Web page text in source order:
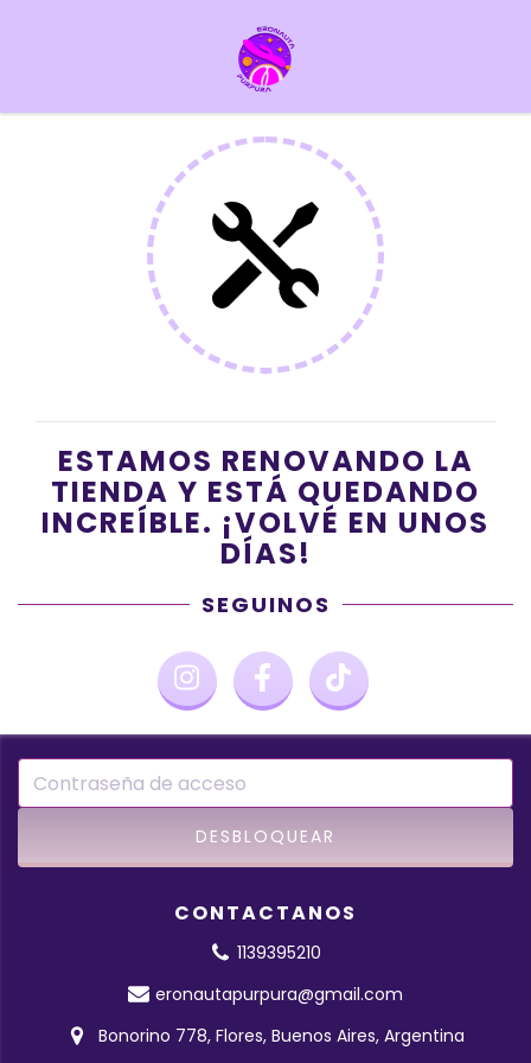
ESTAMOS RENOVANDO LA
TIENDA Y ESTÁ QUEDANDO
INCREÍBLE. ¡VOLVÉ EN UNOS
DÍAS!
SEGUINOS
CONTACTANOS
1139395210
eronautapurpura@gmail.com
Bonorino 778, Flores, Buenos Aires, Argentina